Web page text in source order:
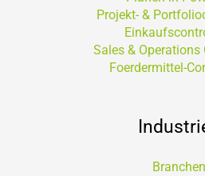
Projekt- &
Sales & Operations
Foerdermittel-
Branchen